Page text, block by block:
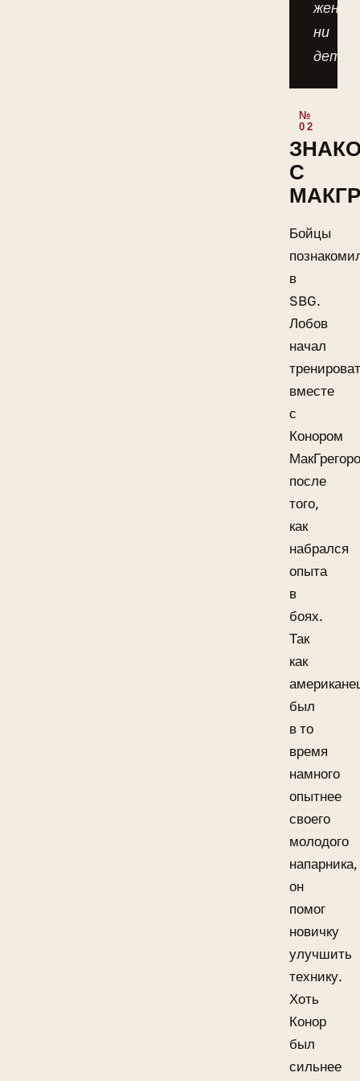
жены,
ни
С
Бойцы
в
SBG.
Лобов
начал
вместе
с
Конором
после
того,
как
набрался
опыта
в
боях.
Так
как
был
в то
время
намного
опытнее
своего
молодого
напарника,
он
помог
новичку
улучшить
технику.
Хоть
Конор
был
сильнее